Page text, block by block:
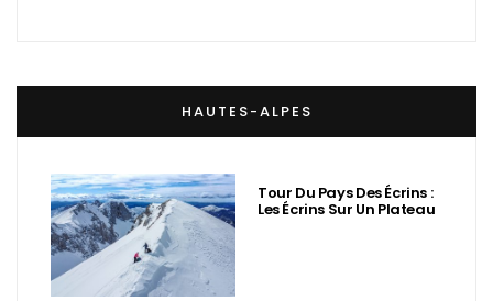
HAUTES-ALPES
Tour Du Pays Des Écrins :
Les Écrins Sur Un Plateau